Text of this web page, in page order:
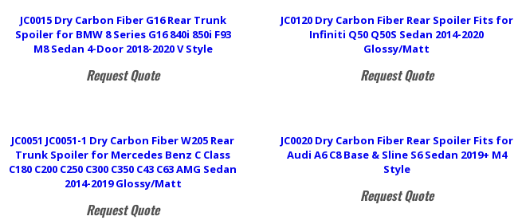
JC0015 Dry Carbon Fiber G16 Rear Trunk
Spoiler for BMW 8 Series G16 840i 850i F93
M8 Sedan 4-Door 2018-2020 V Style
Request Quote
JC0120 Dry Carbon Fiber Rear Spoiler Fits for
Infiniti Q50 Q50S Sedan 2014-2020
Glossy/Matt
Request Quote
JC0051 JC0051-1 Dry Carbon Fiber W205 Rear
Trunk Spoiler for Mercedes Benz C Class
C180 C200 C250 C300 C350 C43 C63 AMG Sedan
2014-2019 Glossy/Matt
Request Quote
JC0020 Dry Carbon Fiber Rear Spoiler Fits for
Audi A6 C8 Base & Sline S6 Sedan 2019+ M4
Style
Request Quote